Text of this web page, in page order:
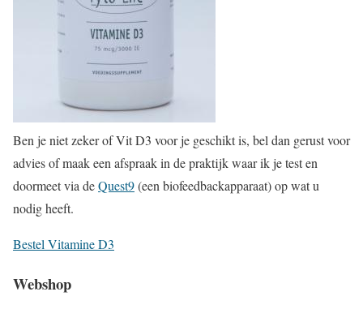
Ben je niet zeker of Vit D3 voor je geschikt is, bel dan gerust voor
advies of maak een afspraak in de praktijk waar ik je test en
doormeet via deQuest9(een biofeedbackapparaat) op wat u
nodig heeft.
Bestel Vitamine D3
Webshop